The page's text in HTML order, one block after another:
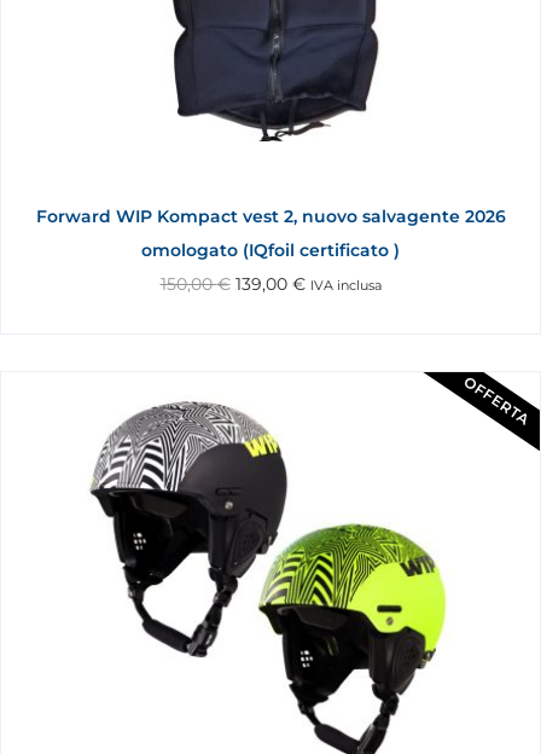
Forward WIP Kompact vest 2, nuovo salvagente 2026
omologato (IQfoil certificato )
150,00€ 139,00 € IVA inclusa
OFFERTA